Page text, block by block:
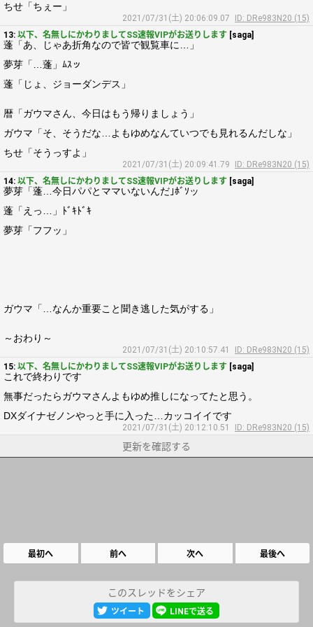
ちせ「ちぇー」
2021/07/31(土) 20:06:09.07
ID: DRe983N20 (15)
13: 以下、名無しにかわりましてSS速報VIPがお送りします [saga]
蓬「あ、じゃあ折角なので皆で観覧車に…」
夢芽「…蓬」ﾑｽッ
蓬「じょ、ジョーダンデス」
暦「ガウマさん、今日はもう帰りましょう」
ガウマ「そ、そうだな…よもゆめなんていつでも見れるんだしな」
ちせ「そうっすよ」
2021/07/31(土) 20:09:41.79
ID: DRe983N20 (15)
14: 以下、名無しにかわりましてSS速報VIPがお送りします [saga]
夢芽「蓬…今日パパとママいないんだ｣ﾎﾞｿッ
蓬「えっ…」ﾄﾞｷﾄﾞｷ
夢芽「フフッ」
ガウマ「…なんか重要こと聞き逃した気がする」
～おわり～
2021/07/31(土) 20:10:57.41
ID: DRe983N20 (15)
15: 以下、名無しにかわりましてSS速報VIPがお送りします [saga]
これで終わりです
無事だったらガウマさんよもゆめ推しになってたと思う。
DXダイナゼノンやっと手に入った…カッコイイです
2021/07/31(土) 20:12:10.51 ID: DRe983N20 (15)
更新を確認する
最初へ 前へ 次へ 最後へ
このスレッドをシェア
ツイート LINEで送る